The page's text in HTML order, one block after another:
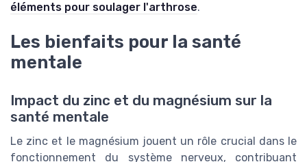
éléments pour soulager l'arthrose.
Les bienfaits pour la santé
mentale
Impact du zinc et du magnésium sur la
santé mentale
Le zinc et le magnésium jouent un rôle crucial dans le
fonctionnement du système nerveux, contribuant